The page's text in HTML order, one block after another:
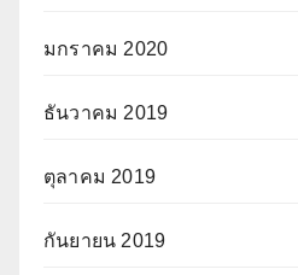
มกราคม 2020
ธันวาคม 2019
ตุลาคม 2019
กันยายน 2019